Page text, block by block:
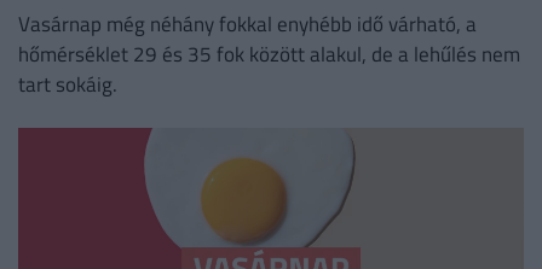
Vasárnap még néhány fokkal enyhébb idő várható, a
hőmérséklet 29 és 35 fok között alakul, de a lehűlés nem
tart sokáig.